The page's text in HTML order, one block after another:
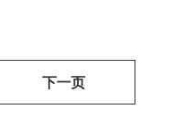
下一页